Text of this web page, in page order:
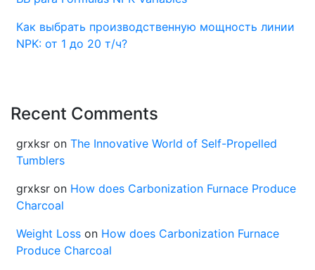
Как выбрать производственную мощность линии
NPK: от 1 до 20 т/ч?
Recent Comments
grxksr on The Innovative World of Self-Propelled
Tumblers
grxksr on How does Carbonization Furnace Produce
Charcoal
Weight Loss on How does Carbonization Furnace
Produce Charcoal